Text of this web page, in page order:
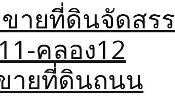
ายที่ดินจัดสรร
คลอง12
ายที่ดินถนน